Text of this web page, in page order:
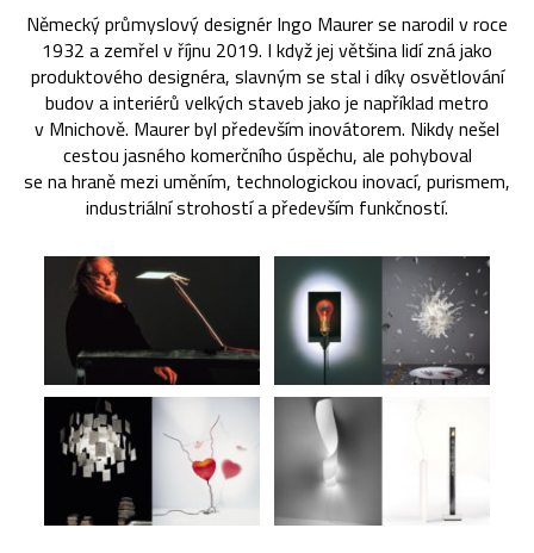
Německý průmyslový designér Ingo Maurer se narodil v roce
1932 a zemřel v říjnu 2019. I když jej většina lidí zná jako
produktového designéra, slavným se stal i díky osvětlování
budov a interiérů velkých staveb jako je například metro
v Mnichově. Maurer byl především inovátorem. Nikdy nešel
cestou jasného komerčního úspěchu, ale pohyboval
se na hraně mezi uměním, technologickou inovací, purismem,
industriální strohostí a především funkčností.